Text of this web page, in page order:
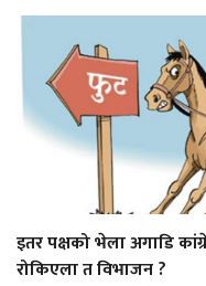
इतर पक्षको भेला अगाडि
रोकिएला त विभाजन ?